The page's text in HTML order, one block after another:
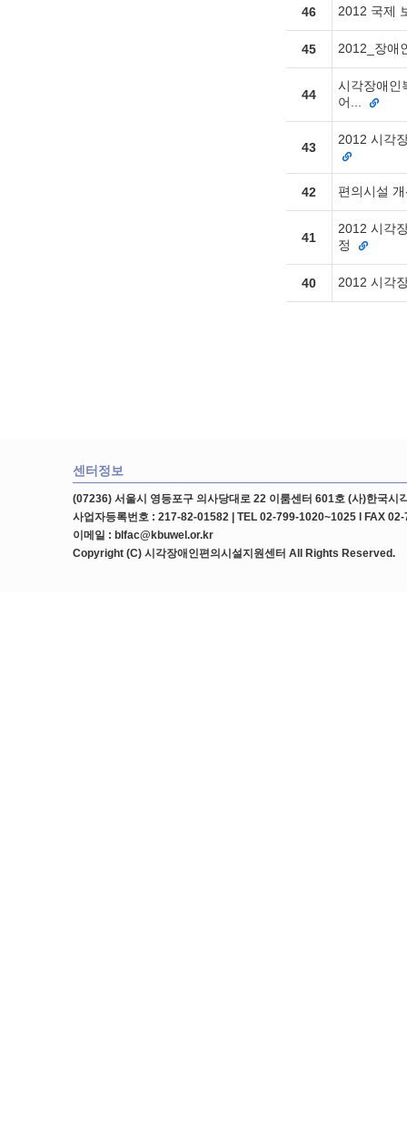
46 2012 국제
45 2012_장애
44
시각장애인
어...
43
2012 시각
42 편의시설
41
2012 시각
정
40 2012 시각
센터정보
(07236) 서울시 영등포구 의사당대로 22 이룸센터 601호 (사)한국시
사업자등록번호 : 217-82-01582 | TEL 02-799-1020~1025 l FAX
이메일 : blfac@kbuwel.or.kr
Copyright (C) 시각장애인편의시설지원센터 All Rights Reserved.